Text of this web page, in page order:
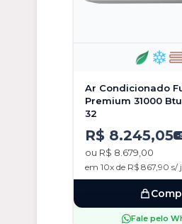
Ar Condicionado
Premium 31000
32
R$ 8.245,05 -
ou R$ 8.679,00
em 10x de R$ 867,90 s/
Fale pelo